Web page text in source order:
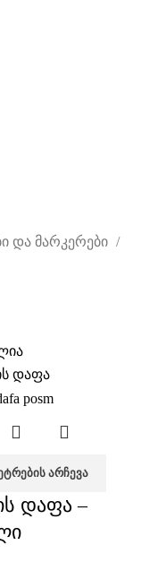
და მარკერები
ᲐᲠᲩᲔᲕᲐ
დაფა –